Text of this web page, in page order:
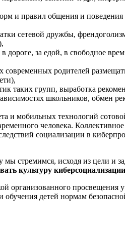
и правил общения и поведения
сетевой дружбы,
дороге, за едой, в свободное
современных родителей
таких групп, выработка
школьников, обмен
и мобильных технологий
человека.
социализации в
мы стремимся, исходя из цели и
культуру
организованного
детей нормам